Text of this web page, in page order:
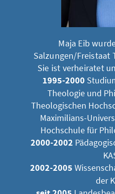
Maja Eib
Salzungen/Freistaat
Sie ist verheiratet
1995-2000
Theologie und
Theologischen
Maximilians-
Hochschule für
2000-2002
2002-2005
der